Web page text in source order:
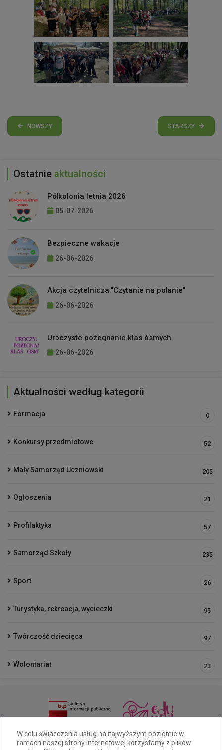
W celu świadczenia usług na najwyższym poziomie w
ramach naszej strony internetowej korzystamy z plików
NOWSZY STARSZY
Ostatnie aktualności
Półkolonia letnia 2026
05-07-2026
Bezpieczne wakacje
26-06-2026
Akcja czytelnicza "Czytanie na polanie"
26-06-2026
Uroczyste pożegnanie klas ósmych
26-06-2026
Aktualności według kategorii
Formacja 0
Konkursy przedmiotowe 52
Mały Samorząd Uczniowski 205
Ogłoszenia 21
Profilaktyka 57
Samorząd Szkoły 235
Sport 26
Turystyka, rekreacja, wycieczki 95
Twórczość dziecięca 97
Wolontariat 23
(33 )81 6-49-65/515-228-461
sp25@cuw.bielsko-biala.pl
Pocztowa 28a Bielsko-Biała